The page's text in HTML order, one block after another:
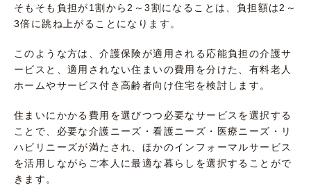
そもそも負担が1割から2～3割になることは、負担額は2～
3倍に跳ね上がることになります。
このような方は、介護保険が適用される応能負担の介護サ
ービスと、適用されない住まいの費用を分けた、有料老人
ホームやサービス付き高齢者向け住宅を検討します。
住まいにかかる費用を選びつつ必要なサービスを選択する
ことで、必要な介護ニーズ・看護ニーズ・医療ニーズ・リ
ハビリニーズが満たされ、ほかのインフォーマルサービス
を活用しながらご本人に最適な暮らしを選択することがで
きます。